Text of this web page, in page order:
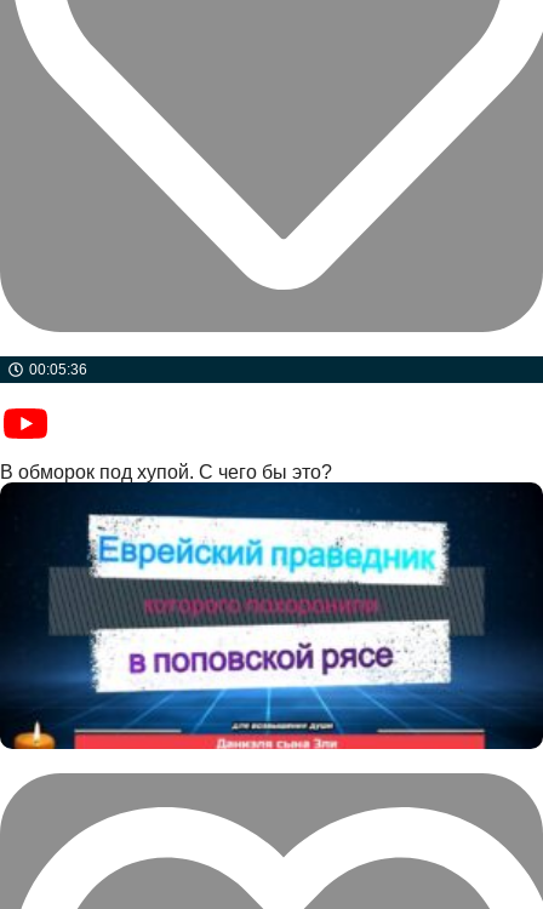
00:05:36
В обморок под хупой. С чего бы это?